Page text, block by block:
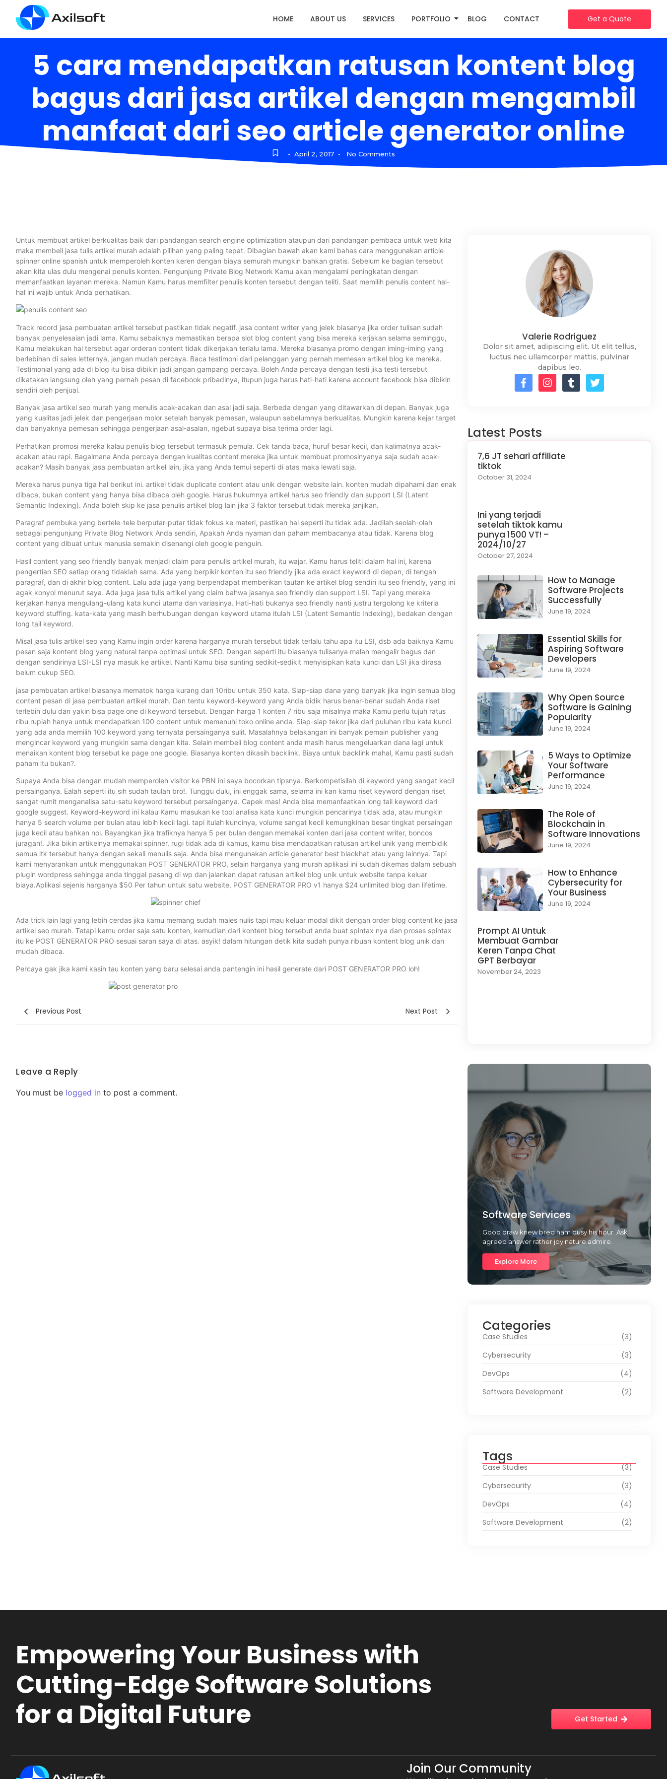
HOME ABOUT US SERVICES PORTFOLIO BLOG CONTACT Get a Quote
5 cara mendapatkan ratusan kontent blog
bagus dari jasa artikel dengan mengambil
manfaat dari seo article generator online
- April 2, 2017 - No Comments
Untuk membuat artikel berkualitas baik dari pandangan search engine optimization ataupun dari pandangan pembaca untuk web kita
maka membeli jasa tulis artikel murah adalah pilihan yang paling tepat. Dibagian bawah akan kami bahas cara menggunakan article
spinner online spanish untuk memperoleh konten keren dengan biaya semurah mungkin bahkan gratis. Sebelum ke bagian tersebut
akan kita ulas dulu mengenai penulis konten. Pengunjung Private Blog Network Kamu akan mengalami peningkatan dengan
memanfaatkan layanan mereka. Namun Kamu harus memfilter penulis konten tersebut dengan teliti. Saat memilih penulis content hal-
hal ini wajib untuk Anda perhatikan.
Track record jasa pembuatan artikel tersebut pastikan tidak negatif. jasa content writer yang jelek biasanya jika order tulisan sudah
banyak penyelesaian jadi lama. Kamu sebaiknya memastikan berapa slot blog content yang bisa mereka kerjakan selama seminggu,
Kamu melakukan hal tersebut agar orderan content tidak dikerjakan terlalu lama. Mereka biasanya promo dengan iming-iming yang
berlebihan di sales letternya, jangan mudah percaya. Baca testimoni dari pelanggan yang pernah memesan artikel blog ke mereka.
Testimonial yang ada di blog itu bisa dibikin jadi jangan gampang percaya. Boleh Anda percaya dengan testi jika testi tersebut
dikatakan langsung oleh yang pernah pesan di facebook pribadinya, itupun juga harus hati-hati karena account facebook bisa dibikin
sendiri oleh penjual.
Banyak jasa artikel seo murah yang menulis acak-acakan dan asal jadi saja. Berbeda dengan yang ditawarkan di depan. Banyak juga
yang kualitas jadi jelek dan pengerjaan molor setelah banyak pemesan, walaupun sebelumnya berkualitas. Mungkin karena kejar target
dan banyaknya pemesan sehingga pengerjaan asal-asalan, ngebut supaya bisa terima order lagi.
Perhatikan promosi mereka kalau penulis blog tersebut termasuk pemula. Cek tanda baca, huruf besar kecil, dan kalimatnya acak-
acakan atau rapi. Bagaimana Anda percaya dengan kualitas content mereka jika untuk membuat promosinyanya saja sudah acak-
acakan? Masih banyak jasa pembuatan artikel lain, jika yang Anda temui seperti di atas maka lewati saja.
Mereka harus punya tiga hal berikut ini. artikel tidak duplicate content atau unik dengan website lain. konten mudah dipahami dan enak
dibaca, bukan content yang hanya bisa dibaca oleh google. Harus hukumnya artikel harus seo friendly dan support LSI (Latent
Semantic Indexing). Anda boleh skip ke jasa penulis artikel blog lain jika 3 faktor tersebut tidak mereka janjikan.
Paragraf pembuka yang bertele-tele berputar-putar tidak fokus ke materi, pastikan hal seperti itu tidak ada. Jadilah seolah-olah
sebagai pengunjung Private Blog Network Anda sendiri, Apakah Anda nyaman dan paham membacanya atau tidak. Karena blog
content yang dibuat untuk manusia semakin disenangi oleh google penguin.
Hasil content yang seo friendly banyak menjadi claim para penulis artikel murah, itu wajar. Kamu harus teliti dalam hal ini, karena
pengertian SEO setiap orang tidaklah sama. Ada yang berpikir konten itu seo friendly jika ada exact keyword di depan, di tengah
paragraf, dan di akhir blog content. Lalu ada juga yang berpendapat memberikan tautan ke artikel blog sendiri itu seo friendly, yang ini
agak konyol menurut saya. Ada juga jasa tulis artikel yang claim bahwa jasanya seo friendly dan support LSI. Tapi yang mereka
kerjakan hanya mengulang-ulang kata kunci utama dan variasinya. Hati-hati bukanya seo friendly nanti justru tergolong ke kriteria
keyword stuffing. kata-kata yang masih berhubungan dengan keyword utama itulah LSI (Latent Semantic Indexing), bedakan dengan
long tail keyword.
Misal jasa tulis artikel seo yang Kamu ingin order karena harganya murah tersebut tidak terlalu tahu apa itu LSI, dsb ada baiknya Kamu
pesan saja kontent blog yang natural tanpa optimasi untuk SEO. Dengan seperti itu biasanya tulisanya malah mengalir bagus dan
dengan sendirinya LSI-LSI nya masuk ke artikel. Nanti Kamu bisa sunting sedikit-sedikit menyisipkan kata kunci dan LSI jika dirasa
belum cukup SEO.
jasa pembuatan artikel biasanya mematok harga kurang dari 10ribu untuk 350 kata. Siap-siap dana yang banyak jika ingin semua blog
content pesan di jasa pembuatan artikel murah. Dan tentu keyword-keyword yang Anda bidik harus benar-benar sudah Anda riset
terlebih dulu dan yakin bisa page one di keyword tersebut. Dengan harga 1 konten 7 ribu saja misalnya maka Kamu perlu tujuh ratus
ribu rupiah hanya untuk mendapatkan 100 content untuk memenuhi toko online anda. Siap-siap tekor jika dari puluhan ribu kata kunci
yang ada anda memilih 100 keyword yang ternyata persainganya sulit. Masalahnya belakangan ini banyak pemain publisher yang
mengincar keyword yang mungkin sama dengan kita. Selain membeli blog content anda masih harus mengeluarkan dana lagi untuk
menaikan kontent blog tersebut ke page one google. Biasanya konten dikasih backlink. Biaya untuk backlink mahal, Kamu pasti sudah
paham itu bukan?.
Supaya Anda bisa dengan mudah memperoleh visitor ke PBN ini saya bocorkan tipsnya. Berkompetisilah di keyword yang sangat kecil
persainganya. Ealah seperti itu sih sudah taulah bro!. Tunggu dulu, ini enggak sama, selama ini kan kamu riset keyword dengan riset
sangat rumit menganalisa satu-satu keyword tersebut persainganya. Capek mas! Anda bisa memanfaatkan long tail keyword dari
google suggest. Keyword-keyword ini kalau Kamu masukan ke tool analisa kata kunci mungkin pencarinya tidak ada, atau mungkin
hanya 5 search volume per bulan atau lebih kecil lagi. tapi itulah kuncinya, volume sangat kecil kemungkinan besar tingkat persaingan
juga kecil atau bahkan nol. Bayangkan jika trafiknya hanya 5 per bulan dengan memakai konten dari jasa content writer, boncos
juragan!. Jika bikin artikelnya memakai spinner, rugi tidak ada di kamus, kamu bisa mendapatkan ratusan artikel unik yang membidik
semua ltk tersebut hanya dengan sekali menulis saja. Anda bisa mengunakan article generator best blackhat atau yang lainnya. Tapi
kami menyarankan untuk menggunakan POST GENERATOR PRO, selain harganya yang murah aplikasi ini sudah dikemas dalam sebuah
plugin wordpress sehingga anda tinggal pasang di wp dan jalankan dapat ratusan artikel blog unik untuk website tanpa keluar
biaya.Aplikasi sejenis harganya $50 Per tahun untuk satu website, POST GENERATOR PRO v1 hanya $24 unlimited blog dan lifetime.
Ada trick lain lagi yang lebih cerdas jika kamu memang sudah males nulis tapi mau keluar modal dikit dengan order blog content ke jasa
artikel seo murah. Tetapi kamu order saja satu konten, kemudian dari kontent blog tersebut anda buat spintax nya dan proses spintax
itu ke POST GENERATOR PRO sesuai saran saya di atas. asyik! dalam hitungan detik kita sudah punya ribuan kontent blog unik dan
mudah dibaca.
Percaya gak jika kami kasih tau konten yang baru selesai anda pantengin ini hasil generate dari POST GENERATOR PRO loh!
Previous Post Next Post
Leave a Reply
You must be logged in to post a comment.
Valerie Rodriguez
Dolor sit amet, adipiscing elit. Ut elit tellus,
luctus nec ullamcorper mattis, pulvinar
dapibus leo.
Latest Posts
7,6 JT sehari affiliate
tiktok
October 31, 2024
Ini yang terjadi
setelah tiktok kamu
punya 1500 VT! –
2024/10/27
October 27, 2024
How to Manage
Software Projects
Successfully
June 19, 2024
Essential Skills for
Aspiring Software
Developers
June 19, 2024
Why Open Source
Software is Gaining
Popularity
June 19, 2024
5 Ways to Optimize
Your Software
Performance
June 19, 2024
The Role of
Blockchain in
Software Innovations
June 19, 2024
How to Enhance
Cybersecurity for
Your Business
June 19, 2024
Prompt AI Untuk
Membuat Gambar
Keren Tanpa Chat
GPT Berbayar
November 24, 2023
Software Services
Good draw knew bred ham busy his hour. Ask
agreed answer rather joy nature admire.
Explore More
Categories
Case Studies
(3)
Cybersecurity
(3)
DevOps
(4)
Software Development
(2)
Tags
Case Studies
(3)
Cybersecurity
(3)
DevOps
(4)
Software Development
(2)
Empowering Your Business with
Cutting-Edge Software Solutions
for a Digital Future
Get Started
Join Our Community